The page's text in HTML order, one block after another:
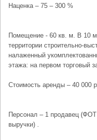
Наценка – 75 – 300 %
Помещение - 60 кв. м. В 10
территории строительно-
налаженный
этажа: на первом торговый
Стоимость аренды – 40 000
Персонал – 1 продавец
выручки) .